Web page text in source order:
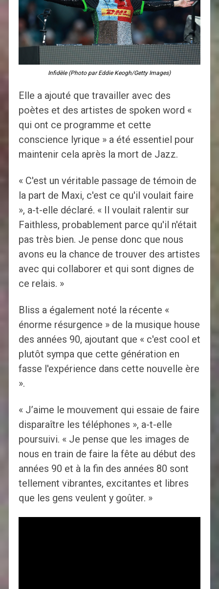
Infidèle (Photo par Eddie Keogh/Getty Images)
Elle a ajouté que travailler avec des
poètes et des artistes de spoken word «
qui ont ce programme et cette
conscience lyrique » a été essentiel pour
maintenir cela après la mort de Jazz.
« C'est un véritable passage de témoin de
la part de Maxi, c'est ce qu'il voulait faire
», a-t-elle déclaré. « Il voulait ralentir sur
Faithless, probablement parce qu'il n'était
pas très bien. Je pense donc que nous
avons eu la chance de trouver des artistes
avec qui collaborer et qui sont dignes de
ce relais. »
Bliss a également noté la récente «
énorme résurgence » de la musique house
des années 90, ajoutant que « c'est cool et
plutôt sympa que cette génération en
fasse l'expérience dans cette nouvelle ère
».
« J’aime le mouvement qui essaie de faire
disparaître les téléphones », a-t-elle
poursuivi. « Je pense que les images de
nous en train de faire la fête au début des
années 90 et à la fin des années 80 sont
tellement vibrantes, excitantes et libres
que les gens veulent y goûter. »